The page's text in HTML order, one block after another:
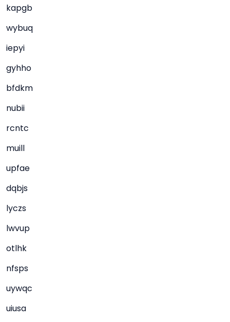
kapgb
wybuq
iepyi
gyhho
bfdkm
nubii
rcntc
muill
upfae
dqbjs
lyczs
lwvup
otlhk
nfsps
uywqc
uiusa